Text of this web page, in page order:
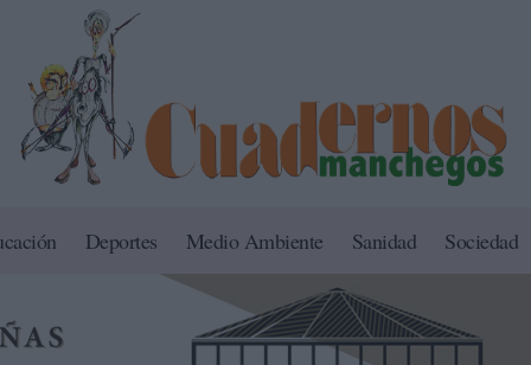
Deportes Medio Ambiente Sanidad Sociedad